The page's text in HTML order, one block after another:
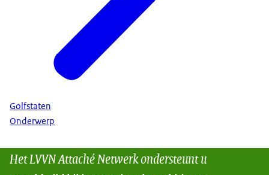
Golfstaten
Onderwerp
Het LVVN Attaché Netwerk ondersteunt u